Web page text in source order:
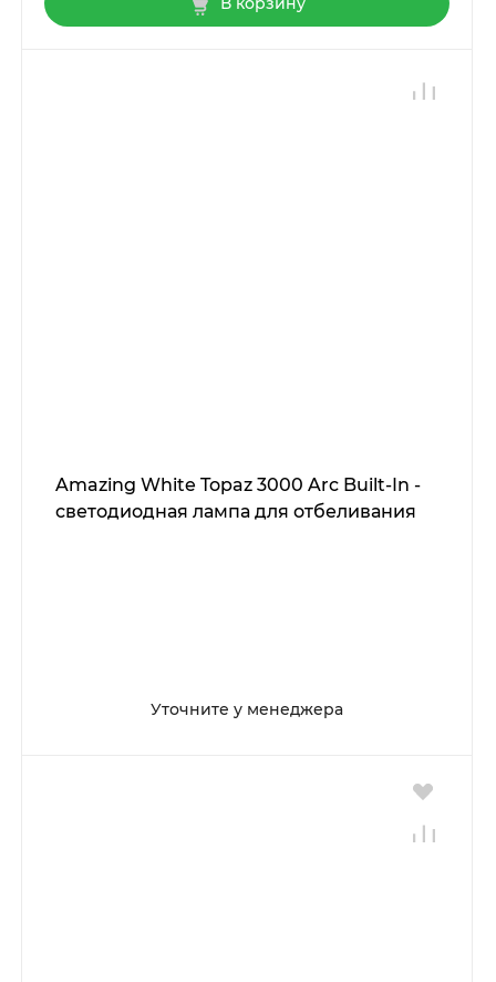
Amazing White Topaz 3000 Arc Built-In -
светодиодная лампа для отбеливания
Уточните у менеджера